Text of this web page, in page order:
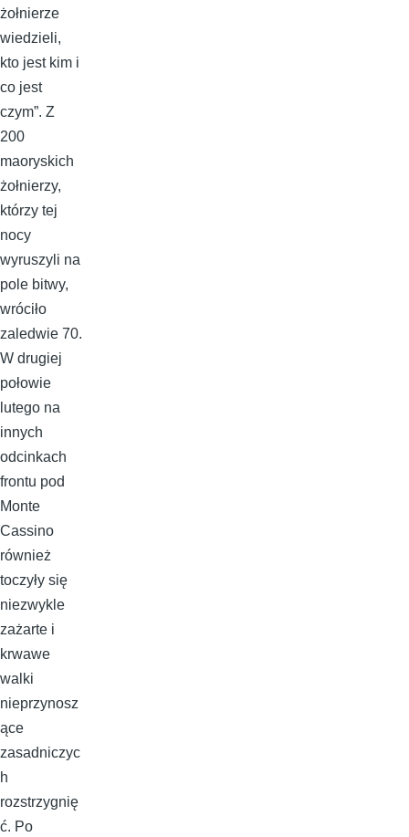
żołnierze
wiedzieli,
kto jest kim i
co jest
czym”. Z
200
maoryskich
żołnierzy,
którzy tej
nocy
wyruszyli na
pole bitwy,
wróciło
zaledwie 70.
W drugiej
połowie
lutego na
innych
odcinkach
frontu pod
Monte
Cassino
również
toczyły się
niezwykle
zażarte i
krwawe
walki
nieprzynosz
ące
zasadniczyc
h
rozstrzygnię
ć. Po